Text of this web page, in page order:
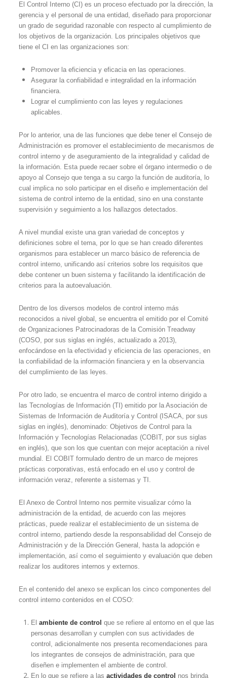
El Control Interno (CI) es un proceso efectuado por la dirección, la
gerencia y el personal de una entidad, diseñado para proporcionar
un grado de seguridad razonable con respecto al cumplimiento de
los objetivos de la organización. Los principales objetivos que
tiene el CI en las organizaciones son:
Promover la eficiencia y eficacia en las operaciones.
Asegurar la confiabilidad e integralidad en la información
financiera.
Lograr el cumplimiento con las leyes y regulaciones
aplicables.
Por lo anterior, una de las funciones que debe tener el Consejo de
Administración es promover el establecimiento de mecanismos de
control interno y de aseguramiento de la integralidad y calidad de
la información. Esta puede recaer sobre el órgano intermedio o de
apoyo al Consejo que tenga a su cargo la función de auditoría, lo
cual implica no solo participar en el diseño e implementación del
sistema de control interno de la entidad, sino en una constante
supervisión y seguimiento a los hallazgos detectados.
A nivel mundial existe una gran variedad de conceptos y
definiciones sobre el tema, por lo que se han creado diferentes
organismos para establecer un marco básico de referencia de
control interno, unificando así criterios sobre los requisitos que
debe contener un buen sistema y facilitando la identificación de
criterios para la autoevaluación.
Dentro de los diversos modelos de control interno más
reconocidos a nivel global, se encuentra el emitido por el Comité
de Organizaciones Patrocinadoras de la Comisión Treadway
(COSO, por sus siglas en inglés, actualizado a 2013),
enfocándose en la efectividad y eficiencia de las operaciones, en
la confiabilidad de la información financiera y en la observancia
del cumplimiento de las leyes.
Por otro lado, se encuentra el marco de control interno dirigido a
las Tecnologías de Información (TI) emitido por la Asociación de
Sistemas de Información de Auditoría y Control (ISACA, por sus
siglas en inglés), denominado: Objetivos de Control para la
Información y Tecnologías Relacionadas (COBIT, por sus siglas
en inglés), que son los que cuentan con mejor aceptación a nivel
mundial. El COBIT formulado dentro de un marco de mejores
prácticas corporativas, está enfocado en el uso y control de
información veraz, referente a sistemas y TI.
El Anexo de Control Interno nos permite visualizar cómo la
administración de la entidad, de acuerdo con las mejores
prácticas, puede realizar el establecimiento de un sistema de
control interno, partiendo desde la responsabilidad del Consejo de
Administración y de la Dirección General, hasta la adopción e
implementación, así como el seguimiento y evaluación que deben
realizar los auditores internos y externos.
En el contenido del anexo se explican los cinco componentes del
control interno contenidos en el COSO:
El ambiente de control que se refiere al entorno en el que las
personas desarrollan y cumplen con sus actividades de
control, adicionalmente nos presenta recomendaciones para
los integrantes de consejos de administración, para que
diseñen e implementen el ambiente de control.
En lo que se refiere a las actividades de control nos brinda